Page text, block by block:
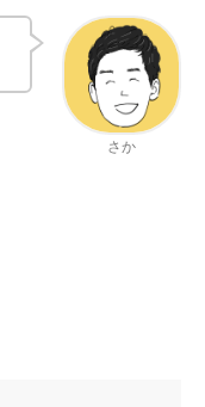
さか